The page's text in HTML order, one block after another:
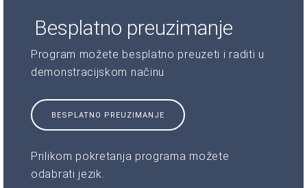
Besplatno preuzimanje
Program možete besplatno preuzeti i raditi u
demonstracijskom načinu
BESPLATNO PREUZIMANJE
Prilikom pokretanja programa možete
odabrati jezik.